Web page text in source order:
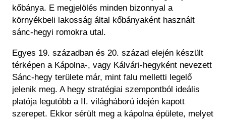
kőbánya. E megjelölés minden bizonnyal a
környékbeli lakosság által kőbányaként használt
sánc-hegyi romokra utal.
Egyes 19. században és 20. század elején készült
térképen a Kápolna-, vagy Kálvári-hegyként nevezett
Sánc-hegy területe már, mint falu melletti legelő
jelenik meg. A hegy stratégiai szempontból ideális
platója legutóbb a II. világháború idején kapott
szerepet. Ekkor sérült meg a kápolna épülete, melyet